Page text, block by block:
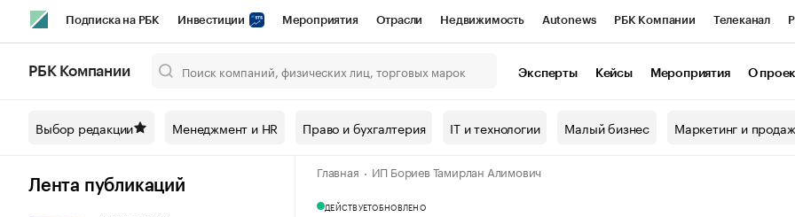
Подписка на РБК Инвестиции Мероприятия Отрасли Недвижимость Autonews РБК Компании Телеканал
Спецпроекты СПб Конференции СПб Спецпроекты Проверка контрагентов
Технологии и медиа Рынок наличной валюты
РБК Компании Эксперты Кейсы Мероприятия О
Выбор редакции Менеджмент и HR Право и бухгалтерия IT и технологии Малый бизнес Маркетинг и
Лента публикаций
Главная ИП Бориев Тамирлан Алимович
ДЕЙСТВУЕТОБНОВЛЕНО